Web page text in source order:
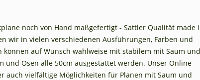
noch von Hand maßgefertigt - Sattler Qualität made
wir in vielen verschiedenen Ausführungen, Farben und
können auf Wunsch wahlweise mit stabilem mit Saum und
und Ösen alle 50cm ausgestattet werden. Unser Online
auch vielfältige Möglichkeiten für Planen mit Saum und